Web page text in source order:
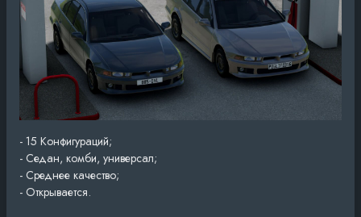
- 15 Конфигураций;
- Седан, комби, универсал;
- Среднее качество;
- Открывается.